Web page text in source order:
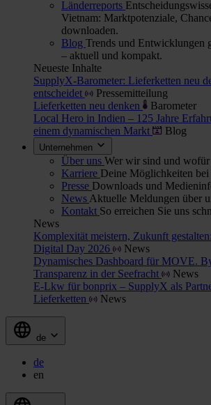
Länderreports
Vietnam: Marktpotenziale,
downloaden.
Blog Trends und Entwicklungen
– aktuell und kompakt.
Neueste Inhalte
SupplyX-Barometer: Lieferketten neu
entscheidet
Pressemitteilung
Lieferketten neu denken
Barometer
Local Hero in Indien – 125 Jahre
einem dynamischen Markt
Blog
Unternehmen
Über uns Wer wir sind und wofür
Karriere Deine Möglichkeiten bei
Presse Downloads und
News Aktuelle Meldungen über
Kontakt So erreichen Sie uns
News
Komplexität meistern, Zukunft
Digital Day 2026
News
Dynamisches Dashboard für MOVE.
Transparenz in der Seefracht
News
E-Lkw für bonprix – SupplyX als
Lieferketten
News
de
de
en